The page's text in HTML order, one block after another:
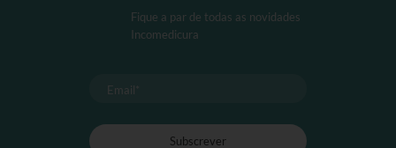
Fique a par de todas as novidades
Incomedicura